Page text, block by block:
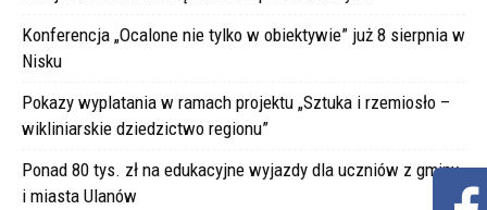
Konferencja „Ocalone nie tylko w obiektywie” już 8 sierpnia w
Nisku
Pokazy wyplatania w ramach projektu „Sztuka i rzemiosło –
wikliniarskie dziedzictwo regionu”
Ponad 80 tys. zł na edukacyjne wyjazdy dla uczniów z gminy
i miasta Ulanów